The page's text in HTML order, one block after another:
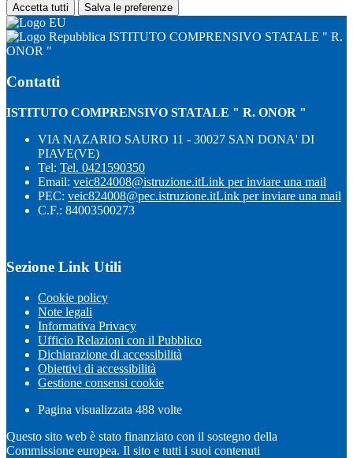
Accetta tutti Salva le preferenze
ISTITUTO COMPRENSIVO STATALE " R.
ONOR "
Contatti
ISTITUTO COMPRENSIVO STATALE " R. ONOR "
VIA NAZARIO SAURO 11 - 30027 SAN DONA' DI
PIAVE(VE)
Tel: Tel. 0421590350
Email: veic824008@istruzione.itLink per inviare una mail
PEC: veic824008@pec.istruzione.itLink per inviare una mail
C.F.: 84003500273
Sezione Link Utili
Cookie policy
Note legali
Informativa Privacy
Ufficio Relazioni con il Pubblico
Dichiarazione di accessibilità
Obiettivi di accessibilità
Gestione consensi cookie
Pagina visualizzata 488 volte
Questo sito web è stato finanziato con il sostegno della
Commissione europea. Il sito e tutti i suoi contenuti